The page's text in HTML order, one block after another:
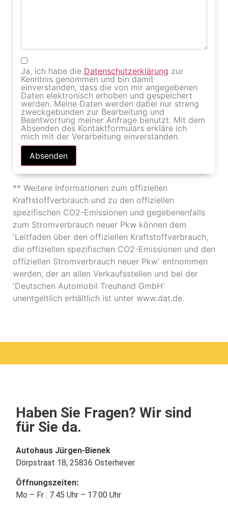
Ja, ich habe die Datenschutzerklärung zur
Kenntnis genommen und bin damit
einverstanden, dass die von mir angegebenen
Daten elektronisch erhoben und gespeichert
werden. Meine Daten werden dabei nur streng
zweckgebunden zur Bearbeitung und
Beantwortung meiner Anfrage benutzt. Mit dem
Absenden des Kontaktformulars erkläre ich
mich mit der Verarbeitung einverstanden.
** Weitere Informationen zum offiziellen
Kraftstoffverbrauch und zu den offiziellen
spezifischen CO2-Emissionen und gegebenenfalls
zum Stromverbrauch neuer Pkw können dem
'Leitfaden über den offiziellen Kraftstoffverbrauch,
die offiziellen spezifischen CO2-Emissionen und den
offiziellen Stromverbrauch neuer Pkw' entnommen
werden, der an allen Verkaufsstellen und bei der
'Deutschen Automobil Treuhand GmbH'
unentgeltlich erhältlich ist unter www.dat.de.
Haben Sie Fragen? Wir sind
für Sie da.
Autohaus Jürgen-Bienek
Dörpstraat 18, 25836 Osterhever
Öffnungszeiten:
Mo – Fr : 7.45 Uhr – 17.00 Uhr